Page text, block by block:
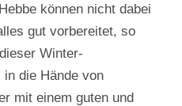
können nicht dabei
gut vorbereitet, so
Winter-
die Hände von
mit einem guten und